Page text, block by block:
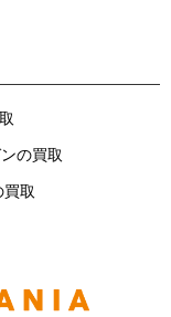
の買取
買取